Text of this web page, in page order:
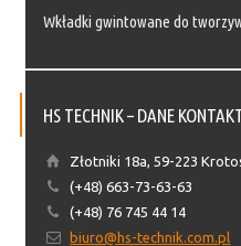
Wkładki gwintowane do
HS TECHNIK – DANE
Złotniki 18a, 59-223
(+48) 663-73-63-63
(+48) 76 745 44 14
biuro@hs-technik.com.pl